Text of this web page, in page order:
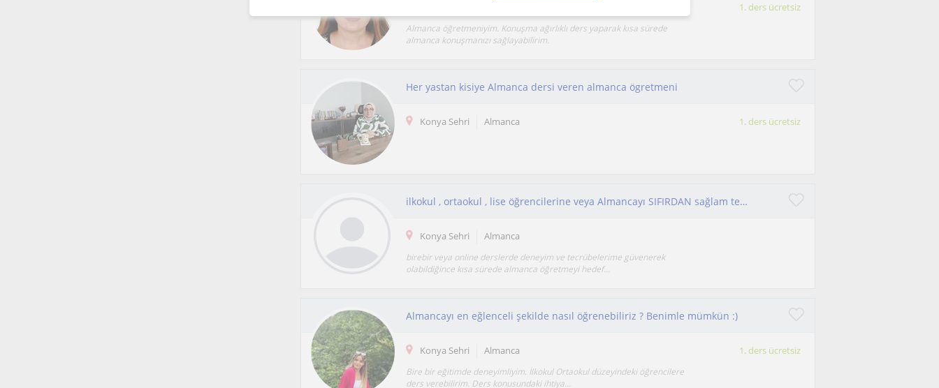
1. ders ücretsiz
Almanca öğretmeniyim. Konuşma ağırlıklı ders yaparak kısa sürede
almanca konuşmanızı sağlayabilirim.
Her yastan kisiye Almanca dersi veren almanca ögretmeni
Konya Sehri Almanca 1. ders ücretsiz
ilkokul , ortaokul , lise öğrencilerine veya Almancayı SIFIRDAN sağlam temel ile A1-A2 düzeyinde öğrenmek isteyenler için ...
Konya Sehri Almanca
birebir veya online derslerde deneyim ve tecrübelerime güvenerek
olabildiğince kısa sürede almanca öğretmeyi hedef...
Almancayı en eğlenceli şekilde nasıl öğrenebiliriz ? Benimle mümkün :)
Konya Sehri Almanca 1. ders ücretsiz
Bire bir eğitimde deneyimliyim. İlkokul Ortaokul düzeyindeki öğrencilere
ders verebilirim. Ders konusundaki ihtiya...